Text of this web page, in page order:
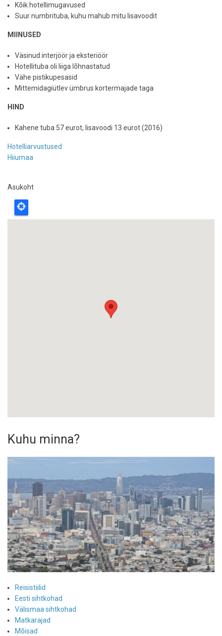
Kõik hotellimugavused
Suur numbrituba, kuhu mahub mitu lisavoodit
MIINUSED
Väsinud interjöör ja eksteriöör
Hotellituba oli liiga lõhnastatud
Vähe pistikupesasid
Mittemidagiütlev ümbrus kortermajade taga
HIND
Kahene tuba 57 eurot, lisavoodi 13 eurot (2016)
Hotelliarvustused
Hiiumaa
Asukoht
Kuhu minna?
Reisistiilid
Eesti sihtkohad
Välismaa sihtkohad
Matkarajad
Mõisad